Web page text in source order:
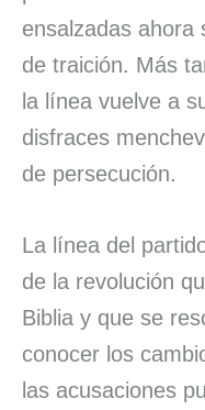
ensalzadas ahora
de traición. Más
la línea vuelve a
disfraces
de persecución.
La línea del
de la revolución
Biblia y que se
conocer los
las acusaciones